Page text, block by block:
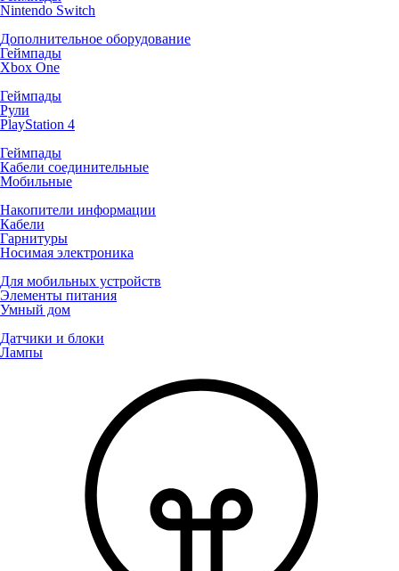
Nintendo Switch
Дополнительное оборудование
Геймпады
Xbox One
Геймпады
Рули
PlayStation 4
Геймпады
Кабели соединительные
Мобильные
Накопители информации
Кабели
Гарнитуры
Носимая электроника
Для мобильных устройств
Элементы питания
Умный дом
Датчики и блоки
Лампы